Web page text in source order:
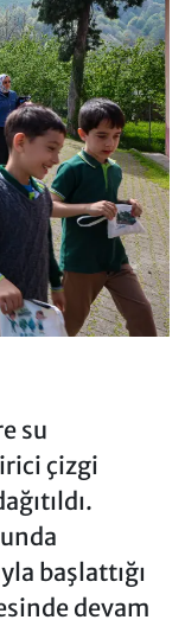
su
çizgi
başlattığı
devam